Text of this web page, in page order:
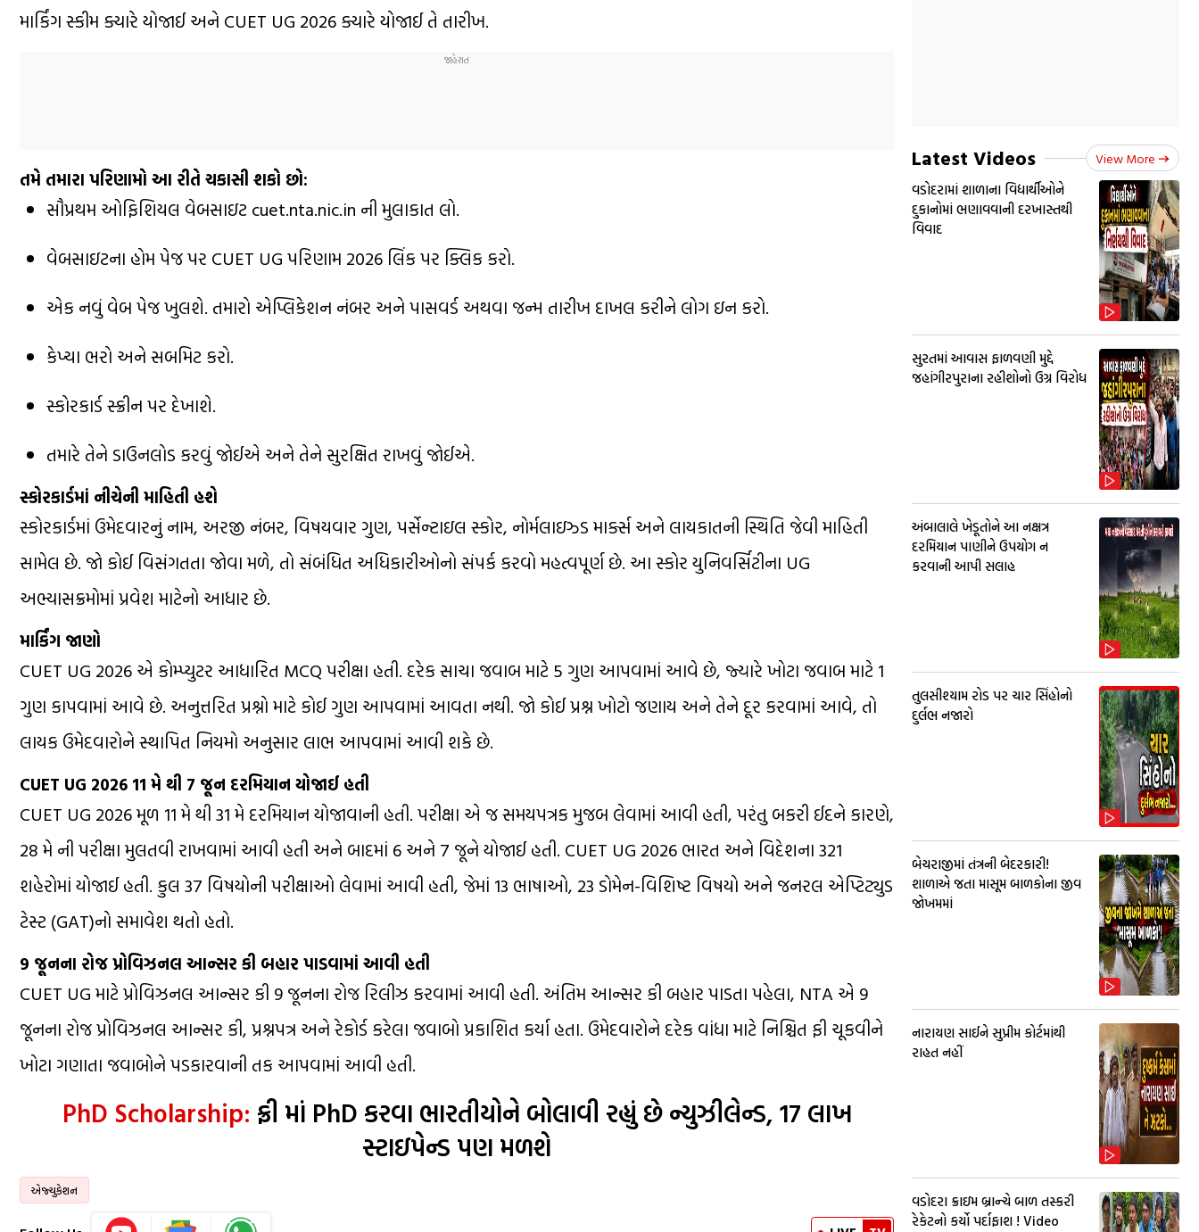
માર્કિંગ સ્કીમ ક્યારે યોજાઈ અને CUET UG 2026 ક્યારે યોજાઈ તે તારીખ.
તમે તમારા પરિણામો આ રીતે ચકાસી શકો છો:
સૌપ્રથમ ઓફિશિયલ વેબસાઇટ cuet.nta.nic.in ની મુલાકાત લો.
વેબસાઇટના હોમ પેજ પર CUET UG પરિણામ 2026 લિંક પર ક્લિક કરો.
એક નવું વેબ પેજ ખુલશે. તમારો એપ્લિકેશન નંબર અને પાસવર્ડ અથવા જન્મ તારીખ દાખલ કરીને લોગ ઇન કરો.
કેપ્ચા ભરો અને સબમિટ કરો.
સ્કોરકાર્ડ સ્ક્રીન પર દેખાશે.
તમારે તેને ડાઉનલોડ કરવું જોઈએ અને તેને સુરક્ષિત રાખવું જોઈએ.
સ્કોરકાર્ડમાં નીચેની માહિતી હશે
સ્કોરકાર્ડમાં ઉમેદવારનું નામ, અરજી નંબર, વિષયવાર ગુણ, પર્સેન્ટાઇલ સ્કોર, નોર્મલાઇઝ્ડ માર્ક્સ અને લાયકાતની સ્થિતિ જેવી માહિતી
સામેલ છે. જો કોઈ વિસંગતતા જોવા મળે, તો સંબંધિત અધિકારીઓનો સંપર્ક કરવો મહત્વપૂર્ણ છે. આ સ્કોર યુનિવર્સિટીના UG
અભ્યાસક્રમોમાં પ્રવેશ માટેનો આધાર છે.
માર્કિંગ જાણો
CUET UG 2026 એ કોમ્પ્યુટર આધારિત MCQ પરીક્ષા હતી. દરેક સાચા જવાબ માટે 5 ગુણ આપવામાં આવે છે, જ્યારે ખોટા જવાબ માટે 1
ગુણ કાપવામાં આવે છે. અનુત્તરિત પ્રશ્નો માટે કોઈ ગુણ આપવામાં આવતા નથી. જો કોઈ પ્રશ્ન ખોટો જણાય અને તેને દૂર કરવામાં આવે, તો
લાયક ઉમેદવારોને સ્થાપિત નિયમો અનુસાર લાભ આપવામાં આવી શકે છે.
CUET UG 2026 11 મે થી 7 જૂન દરમિયાન યોજાઈ હતી
CUET UG 2026 મૂળ 11 મે થી 31 મે દરમિયાન યોજાવાની હતી. પરીક્ષા એ જ સમયપત્રક મુજબ લેવામાં આવી હતી, પરંતુ બકરી ઈદને કારણે,
28 મે ની પરીક્ષા મુલતવી રાખવામાં આવી હતી અને બાદમાં 6 અને 7 જૂને યોજાઈ હતી. CUET UG 2026 ભારત અને વિદેશના 321
શહેરોમાં યોજાઈ હતી. કુલ 37 વિષયોની પરીક્ષાઓ લેવામાં આવી હતી, જેમાં 13 ભાષાઓ, 23 ડોમેન-વિશિષ્ટ વિષયો અને જનરલ એપ્ટિટ્યુડ
ટેસ્ટ (GAT)નો સમાવેશ થતો હતો.
9 જૂનના રોજ પ્રોવિઝનલ આન્સર કી બહાર પાડવામાં આવી હતી
CUET UG માટે પ્રોવિઝનલ આન્સર કી 9 જૂનના રોજ રિલીઝ કરવામાં આવી હતી. અંતિમ આન્સર કી બહાર પાડતા પહેલા, NTA એ 9
જૂનના રોજ પ્રોવિઝનલ આન્સર કી, પ્રશ્નપત્ર અને રેકોર્ડ કરેલા જવાબો પ્રકાશિત કર્યા હતા. ઉમેદવારોને દરેક વાંધા માટે નિશ્ચિત ફી ચૂકવીને
ખોટા ગણાતા જવાબોને પડકારવાની તક આપવામાં આવી હતી.
PhD Scholarship: ફ્રી માં PhD કરવા ભારતીયોને બોલાવી રહ્યું છે ન્યુઝીલેન્ડ, 17 લાખ
સ્ટાઇપેન્ડ પણ મળશે
એજ્યુકેશન
Latest Videos View More
વડોદરામાં શાળાના વિદ્યાર્થીઓને
દુકાનોમાં ભણાવવાની દરખાસ્તથી
વિવાદ
સુરતમાં આવાસ ફાળવણી મુદ્દે
જહાંગીરપુરાના રહીશોનો ઉગ્ર વિરોધ
અંબાલાલે ખેડૂતોને આ નક્ષત્ર
દરમિયાન પાણીને ઉપયોગ ન
કરવાની આપી સલાહ
તુલસીશ્યામ રોડ પર ચાર સિંહોનો
દુર્લભ નજારો
બેચરાજીમાં તંત્રની બેદરકારી!
શાળાએ જતા માસૂમ બાળકોના જીવ
જોખમમાં
નારાયણ સાઈને સુપ્રીમ કોર્ટમાંથી
રાહત નહીં
વડોદરા ક્રાઇમ બ્રાન્ચે બાળ તસ્કરી
રેકેટનો કર્યો પર્દાફાશ ! Video